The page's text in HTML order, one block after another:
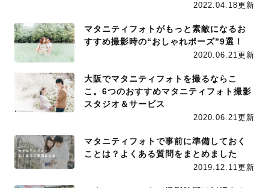
2022.04.18更新
マタニティフォトがもっと素敵になるお
すすめ撮影時の“おしゃれポーズ”9選！
2020.06.21更新
大阪でマタニティフォトを撮るならこ
こ。6つのおすすめマタニティフォト撮影
スタジオ＆サービス
2020.06.21更新
マタニティフォトで事前に準備しておく
ことは？よくある質問をまとめました
2019.12.11更新